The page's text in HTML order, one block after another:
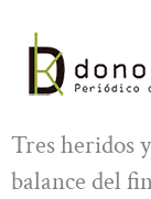
contenido
Tres heridos
balance del